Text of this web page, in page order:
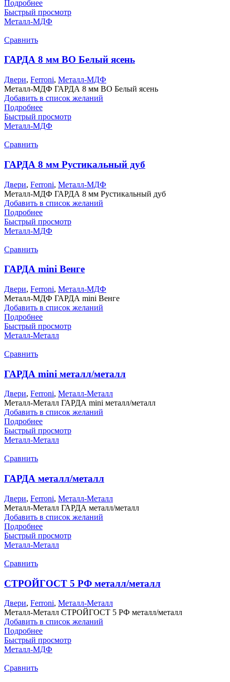
Подробнее
Быстрый просмотр
Металл-МДФ
Сравнить
ГАРДА 8 мм ВО Белый ясень
Двери, Ferroni, Металл-МДФ
Металл-МДФ ГАРДА 8 мм ВО Белый ясень
Добавить в список желаний
Подробнее
Быстрый просмотр
Металл-МДФ
Сравнить
ГАРДА 8 мм Рустикальный дуб
Двери, Ferroni, Металл-МДФ
Металл-МДФ ГАРДА 8 мм Рустикальный дуб
Добавить в список желаний
Подробнее
Быстрый просмотр
Металл-МДФ
Сравнить
ГАРДА mini Венге
Двери, Ferroni, Металл-МДФ
Металл-МДФ ГАРДА mini Венге
Добавить в список желаний
Подробнее
Быстрый просмотр
Металл-Металл
Сравнить
ГАРДА mini металл/металл
Двери, Ferroni, Металл-Металл
Металл-Металл ГАРДА mini металл/металл
Добавить в список желаний
Подробнее
Быстрый просмотр
Металл-Металл
Сравнить
ГАРДА металл/металл
Двери, Ferroni, Металл-Металл
Металл-Металл ГАРДА металл/металл
Добавить в список желаний
Подробнее
Быстрый просмотр
Металл-Металл
Сравнить
СТРОЙГОСТ 5 РФ металл/металл
Двери, Ferroni, Металл-Металл
Металл-Металл СТРОЙГОСТ 5 РФ металл/металл
Добавить в список желаний
Подробнее
Быстрый просмотр
Металл-МДФ
Сравнить